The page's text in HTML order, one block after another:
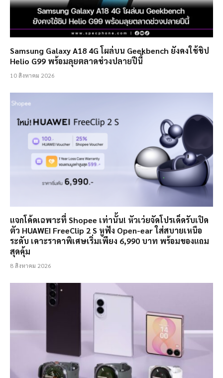
Samsung Galaxy A18 4G โผล่บน Geekbench ยังคงใช้ชิป
Helio G99 พร้อมลุยตลาดช่วงปลายปีนี้
10 สิงหาคม 2026
แจกโค้ดเฉพาะที่ Shopee เท่านั้น! หัวเว่ยจัดโปรเด็ดรับเปิด
ตัว HUAWEI FreeClip 2 S หูฟัง Open-ear ใส่สบายเหนือ
ระดับ เคาะราคาพิเศษเริ่มเพียง 6,990 บาท พร้อมของแถม
สุดคุ้ม
8 สิงหาคม 2026